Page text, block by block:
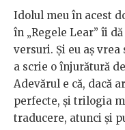
Idolul meu în acest
în „Regele Lear” îi
versuri. Și eu aș
a scrie o înjurătură
Adevărul e că, dacă
perfecte, și trilogia
traducere, atunci și